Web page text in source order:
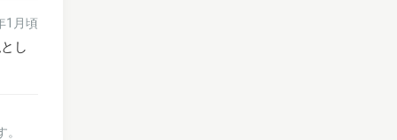
1月頃
し